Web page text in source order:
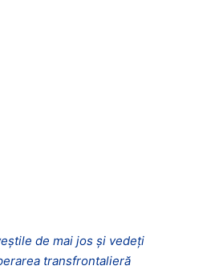
de mai jos și vedeți
transfrontalieră